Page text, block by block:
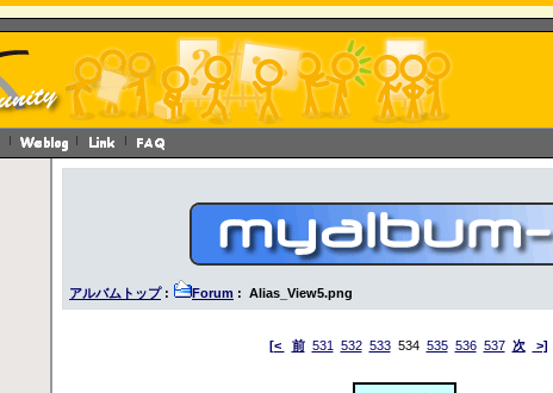
アルバムトップ: Forum : Alias_View5.png
[< 前 531 532 533534 535 536 537 次 >]